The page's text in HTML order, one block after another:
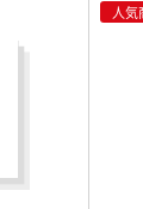
人気